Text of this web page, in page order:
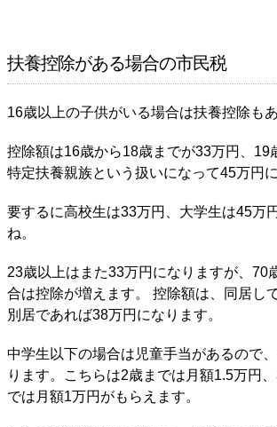
扶養控除がある場合の市民税
16歳以上の子供がいる場合は扶養控除もあ
控除額は16歳から18歳までが33万円、19
特定扶養親族という扱いになって45万円に
要するに高校生は33万円、大学生は45万
ね。
23歳以上はまた33万円になりますが、70
合は控除が増えます。 控除額は、同居し
別居であれば38万円になります。
中学生以下の場合は児童手当があるので
ります。こちらは2歳までは月額1.5万円
では月額1万円がもらえます。